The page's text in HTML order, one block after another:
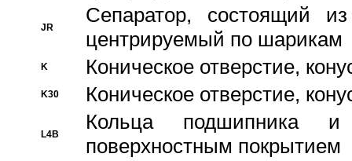
JR
Сепаратор, состоящий
центрируемый по шарикам
K Коническое отверстие,
K30 Коническое отверстие,
L4B
Кольца подшипника
поверхностным покрытием